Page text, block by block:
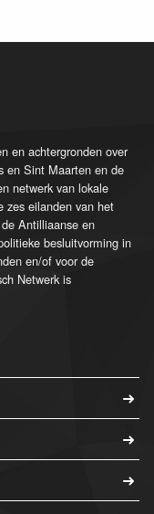
en achtergronden over
en Sint Maarten en de
netwerk van lokale
zes eilanden van het
Antilliaanse en
besluitvorming in
en/of voor de
Netwerk is